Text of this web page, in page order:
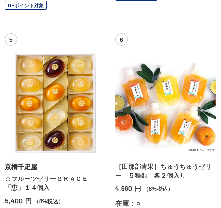
OPポイント対象
5
京橋千疋屋
☆フルーツゼリーＧＲＡＣＥ
「恵」１４個入
5,400 円 （8%税込）
6
［田那部青果］ちゅうちゅうゼリ
ー ５種類 各２個入り
4,660 円 （8%税込）
在庫：○